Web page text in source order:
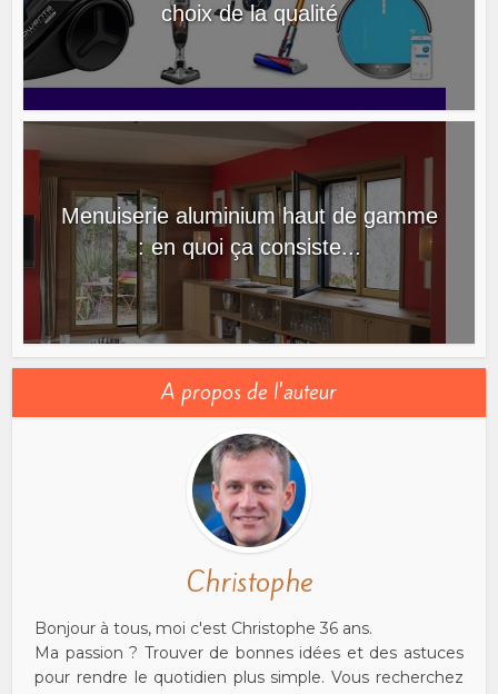
choix de la qualité
Menuiserie aluminium haut de gamme
: en quoi ça consiste...
A propos de l'auteur
Christophe
Bonjour à tous, moi c'est Christophe 36 ans.
Ma passion ? Trouver de bonnes idées et des astuces
pour rendre le quotidien plus simple. Vous recherchez